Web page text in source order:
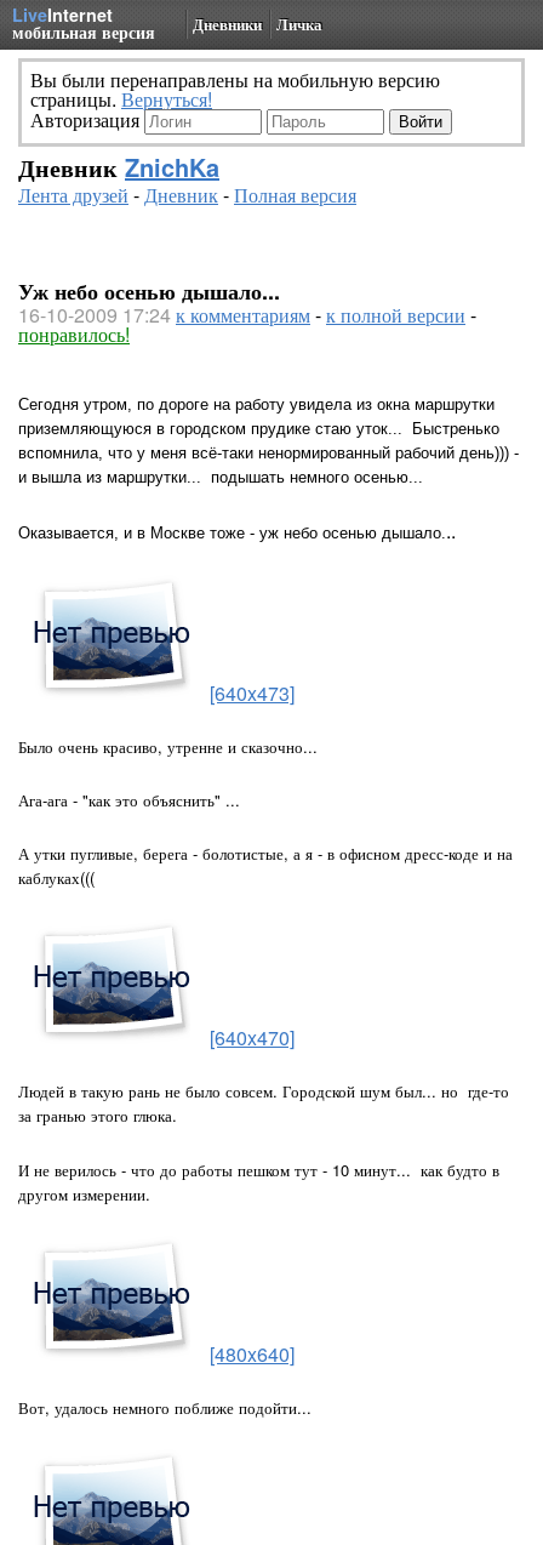
LiveInternet
мобильная версия Дневники Личка
Вы были перенаправлены на мобильную версию
страницы. Вернуться!
Авторизация
Дневник ZnichKa
Лента друзей -Дневник-Полная версия
Уж небо осенью дышало...
16-10-2009 17:24к комментариям-к полной версии -
понравилось!
Сегодня утром, по дороге на работу увидела из окна маршрутки
приземляющуюся в городском прудике стаю уток...
Быстренько
вспомнила, что у меня всё-таки ненормированный рабочий день))) -
и вышла из маршрутки... подышать немного осенью...
Оказывается, и в Москве тоже - уж небо осенью дышало...
[640x473]
Было очень красиво, утренне и сказочно...
Ага-ага - "как это объяснить" ...
А утки пугливые, берега - болотистые, а я - в офисном дресс-коде и на
каблуках(((
[640x470]
Людей в такую рань не было совсем. Городской шум был... но где-то
за гранью этого глюка.
И не верилось - что до работы пешком тут - 10 минут... как будто в
другом измерении.
[480x640]
Вот, удалось немного поближе подойти...